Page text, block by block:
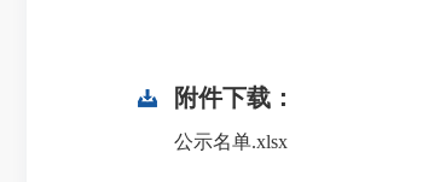
附件下载：
公示名单.xlsx